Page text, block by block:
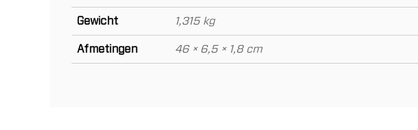
Gewicht 1,315 kg
Afmetingen 46 × 6,5 × 1,8 cm